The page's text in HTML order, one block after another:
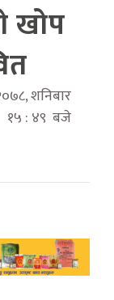
खोप
शनिबार
१५ : ४९ बजे